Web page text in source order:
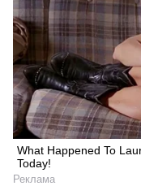
What Happened To
Today!
Реклама